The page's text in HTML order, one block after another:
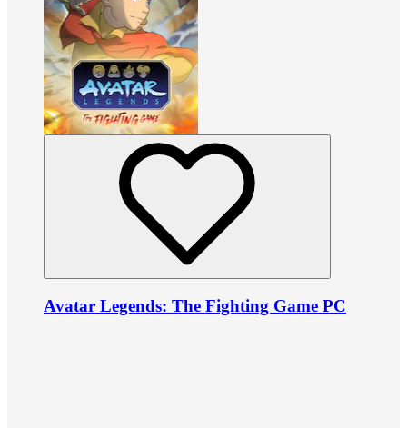
Avatar Legends: The Fighting Game PC